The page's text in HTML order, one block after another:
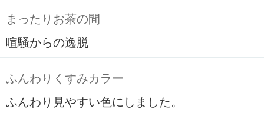
まったりお茶の間
喧騒からの逸脱
ふんわりくすみカラー
ふんわり見やすい色にしました。